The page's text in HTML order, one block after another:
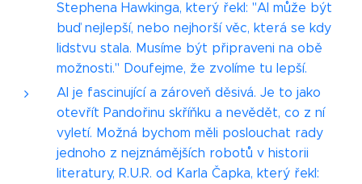
Stephena Hawkinga, který řekl: "AI může být
buď nejlepší, nebo nejhorší věc, která se kdy
lidstvu stala. Musíme být připraveni na obě
možnosti." Doufejme, že zvolíme tu lepší.
AI je fascinující a zároveň děsivá. Je to jako
otevřít Pandořinu skříňku a nevědět, co z ní
vyletí. Možná bychom měli poslouchat rady
jednoho z nejznámějších robotů v historii
literatury, R.U.R. od Karla Čapka, který řekl: